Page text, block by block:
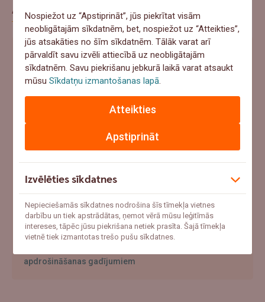
Aptauja
Ja šovasar notiktu negadījums un pēkšņi
vajadzētu 1000+ eur, ko tu darītu?
Ņemtu no uzkrājumiem
Paļautos uz apdrošināšanu
Cerētu, ka tā nenotiks
Atbildēt
apdrošināšanas gadījumiem
Nospiežot uz “Apstiprināt”, jūs piekrītat visām
neobligātajām sīkdatnēm, bet, nospiežot uz “Atteikties”,
jūs atsakāties no šīm sīkdatnēm. Tālāk varat arī
pārvaldīt savu izvēli attiecībā uz neobligātajām
sīkdatnēm. Savu piekrišanu jebkurā laikā varat atsaukt
mūsuSīkdatņu izmantošanas lapā
Apstiprināt
Atteikties
Izvēlēties sīkdatnes
Nepieciešamās sīkdatnes nodrošina šīs tīmekļa vietnes
darbību un tiek apstrādātas, ņemot vērā mūsu leģitīmās
intereses, tāpēc jūsu piekrišana netiek prasīta. Šajā tīmekļa
vietnē tiek izmantotas trešo pušu sīkdatnes.